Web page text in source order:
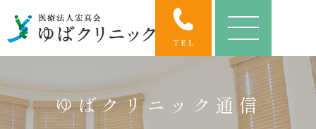
ゆばクリニック通信